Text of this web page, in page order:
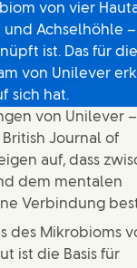
von vier
und Achselhöhle
ist. Das für
von Unilever
sich hat.
von Unilever –
Journal of
auf, dass
dem mentalen
Verbindung
des Mikrobioms
ist die Basis für